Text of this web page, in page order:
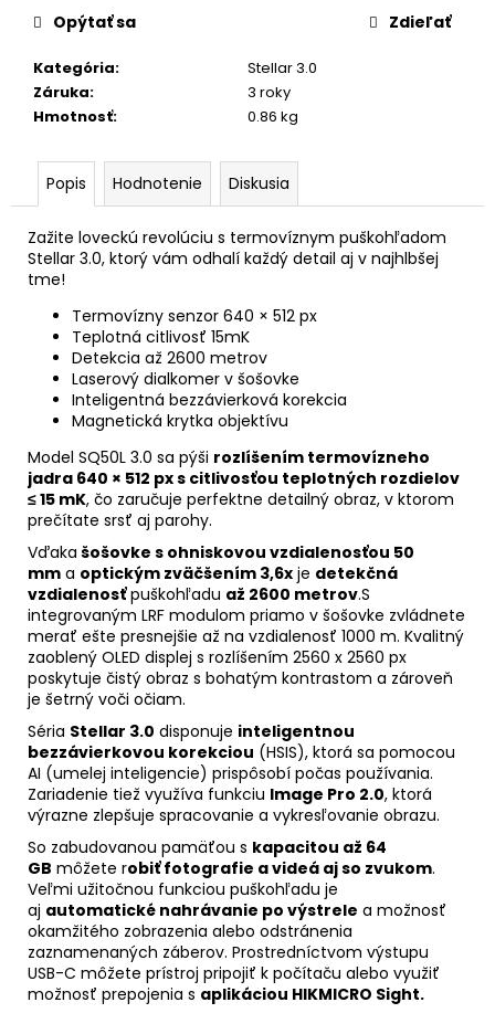
Kategória:
Stellar 3.0
Záruka:
3 roky
Hmotnosť: 0.86 kg
Opýtať sa Zdieľať
Popis Hodnotenie Diskusia
Zažite loveckú revolúciu s termovíznym puškohľadom
Stellar 3.0, ktorý vám odhalí každý detail aj v najhlbšej
tme!
Termovízny senzor 640 × 512 px
Teplotná citlivosť 15mK
Detekcia až 2600 metrov
Laserový dialkomer v šošovke
Inteligentná bezzávierková korekcia
Magnetická krytka objektívu
Model SQ50L 3.0 sa pýši rozlíšením termovízneho
jadra 640 × 512 px s citlivosťou teplotných rozdielov
≤ 15 mK, čo zaručuje perfektne detailný obraz, v ktorom
prečítate srsť aj parohy.
Vďaka šošovke s ohniskovou vzdialenosťou 50
mm a optickým zväčšením 3,6x je detekčná
vzdialenosť puškohľadu až 2600 metrov.S
integrovaným LRF modulom priamo v šošovke zvládnete
merať ešte presnejšie až na vzdialenosť 1000 m. Kvalitný
zaoblený OLED displej s rozlíšením 2560 x 2560 px
poskytuje čistý obraz s bohatým kontrastom a zároveň
je šetrný voči očiam.
Séria Stellar 3.0 disponuje inteligentnou
bezzávierkovou korekciou (HSIS), ktorá sa pomocou
AI (umelej inteligencie) prispôsobí počas používania.
Zariadenie tiež využíva funkciu Image Pro 2.0, ktorá
výrazne zlepšuje spracovanie a vykresľovanie obrazu.
So zabudovanou pamäťou s kapacitou až 64
GB môžete robiť fotografie a videá aj so zvukom.
Veľmi užitočnou funkciou puškohľadu je
aj automatické nahrávanie po výstrele a možnosť
okamžitého zobrazenia alebo odstránenia
zaznamenaných záberov. Prostredníctvom výstupu
USB-C môžete prístroj pripojiť k počítaču alebo využiť
možnosť prepojenia s aplikáciou HIKMICRO Sight.